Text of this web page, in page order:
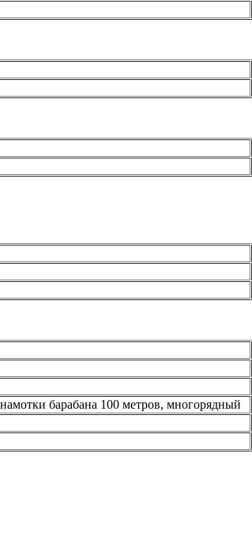
барабана 100 метров, многорядный